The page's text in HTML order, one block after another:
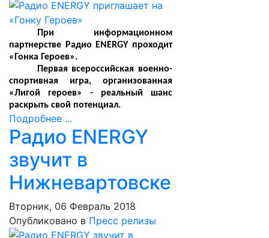
При информационном
партнерстве Радио ENERGY проходит
«Гонка Героев».
Первая всероссийская военно-
спортивная игра, организованная
«Лигой героев» - реальный шанс
раскрыть свой потенциал.
Подробнее ...
Радио ENERGY
звучит в
Нижневартовске
Вторник, 06 Февраль 2018
Опубликовано в Пресс релизы